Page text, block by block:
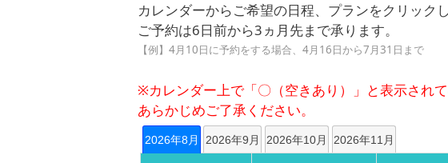
大音響を発する物（太鼓等の打楽器を含みます。）
悪臭・異臭を発生する物
補助犬以外の動物
【禁止行為】
不安定な建造物、その他足をかけてはいけないもの等
危険と見なされる行為
法令で禁じられている行為
カレンダーからご希望の日程、プランをクリック
ご予約は6日前から3ヵ月先まで承ります。
【例】4月10日に予約をする場合、4月16日から7月31日まで
※カレンダー上で「〇（空きあり）」と表示され
あらかじめご了承ください。